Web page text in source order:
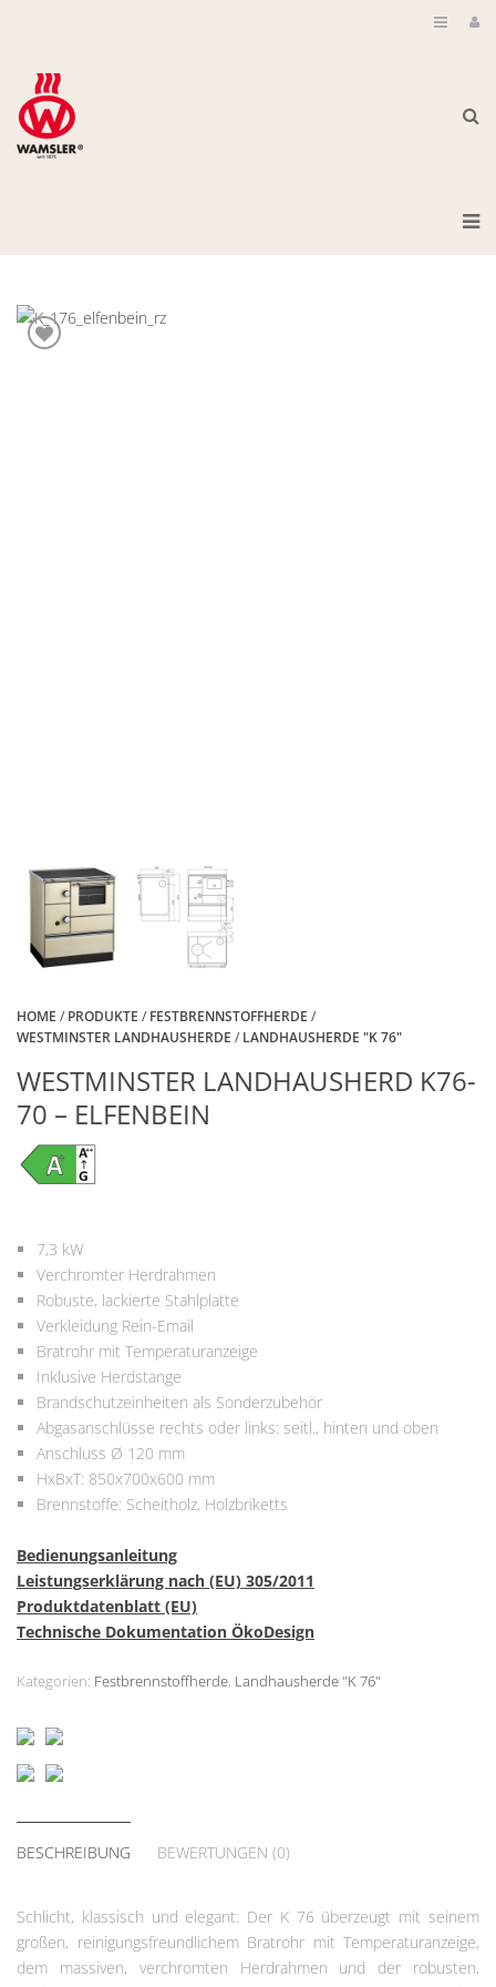
HOME / PRODUKTE / FESTBRENNSTOFFHERDE /
WESTMINSTER LANDHAUSHERDE / LANDHAUSHERDE "K 76"
WESTMINSTER LANDHAUSHERD K76-
70 – ELFENBEIN
7,3 kW
Verchromter Herdrahmen
Robuste, lackierte Stahlplatte
Verkleidung Rein-Email
Bratrohr mit Temperaturanzeige
Inklusive Herdstange
Brandschutzeinheiten als Sonderzubehör
Abgasanschlüsse rechts oder links: seitl., hinten und oben
Anschluss Ø 120 mm
HxBxT: 850x700x600 mm
Brennstoffe: Scheitholz, Holzbriketts
Bedienungsanleitung
Leistungserklärung nach (EU) 305/2011
Produktdatenblatt (EU)
Technische Dokumentation ÖkoDesign
Kategorien: Festbrennstoffherde, Landhausherde "K 76"
BESCHREIBUNG BEWERTUNGEN (0)
Schlicht, klassisch und elegant: Der K 76 überzeugt mit seinem
großen, reinigungsfreundlichem Bratrohr mit Temperaturanzeige,
dem massiven, verchromten Herdrahmen und der robusten,